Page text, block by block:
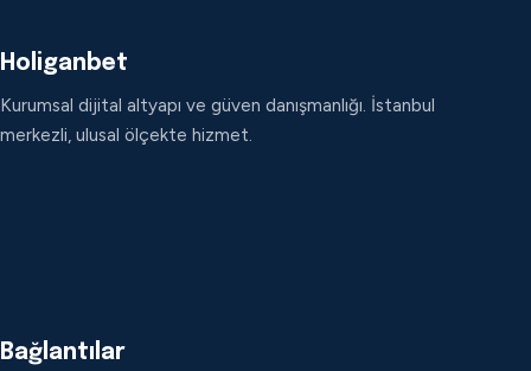
Holiganbet
Kurumsal dijital altyapı ve güven danışmanlığı. İstanbul
merkezli, ulusal ölçekte hizmet.
Bağlantılar